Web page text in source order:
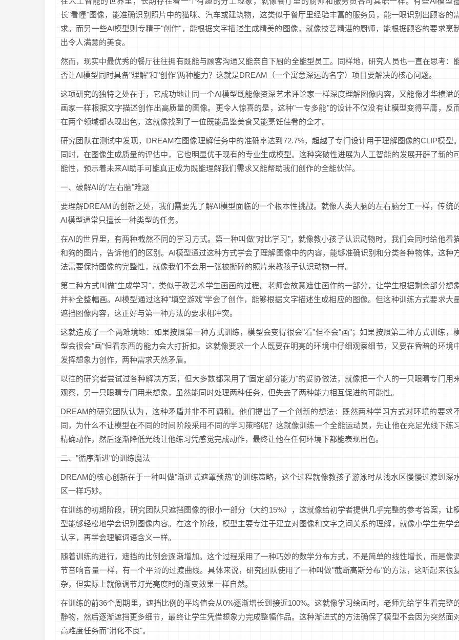
长"看懂"图像，能准确识别照片中的猫咪、汽车或建筑物，这类似于餐厅里经验丰富的服务员，能一眼识别出顾客的
求。而另一些AI模型则专精于"创作"，能根据文字描述生成精美的图像，就像技艺精湛的厨师，能根据顾客的要求烹制
出令人满意的美食。
然而，现实中最优秀的餐厅往往拥有既能与顾客沟通又能亲自下厨的全能型员工。同样地，研究人员也一直在思考：
否让AI模型同时具备"理解"和"创作"两种能力？这就是DREAM（一个寓意深远的名字）项目要解决的核心问题。
这项研究的独特之处在于，它成功地让同一个AI模型既能像资深艺术评论家一样深度理解图像内容，又能像才华横溢
画家一样根据文字描述创作出高质量的图像。更令人惊喜的是，这种"一专多能"的设计不仅没有让模型变得平庸，反
在两个领域都表现出色，这就像找到了一位既能品鉴美食又能烹饪佳肴的全才。
研究团队在测试中发现，DREAM在图像理解任务中的准确率达到72.7%，超越了专门设计用于理解图像的CLIP模型。
同时，在图像生成质量的评估中，它也明显优于现有的专业生成模型。这种突破性进展为人工智能的发展开辟了新的
能性，预示着未来AI助手可能真正成为既能理解我们需求又能帮助我们创作的全能伙伴。
一、破解AI的"左右脑"难题
要理解DREAM的创新之处，我们需要先了解AI模型面临的一个根本性挑战。就像人类大脑的左右脑分工一样，传统
AI模型通常只擅长一种类型的任务。
在AI的世界里，有两种截然不同的学习方式。第一种叫做"对比学习"，就像教小孩子认识动物时，我们会同时给他看
和狗的图片，告诉他们的区别。AI模型通过这种方式学会了理解图像中的内容，能够准确识别和分类各种物体。这种
法需要保持图像的完整性，就像我们不会用一张被撕碎的照片来教孩子认识动物一样。
第二种方式叫做"生成学习"，类似于教艺术学生画画的过程。老师会故意遮住画作的一部分，让学生根据剩余部分想
并补全整幅画。AI模型通过这种"填空游戏"学会了创作，能够根据文字描述生成相应的图像。但这种训练方式要求大
遮挡图像内容，这正好与第一种方法的要求相冲突。
这就造成了一个两难境地：如果按照第一种方式训练，模型会变得很会"看"但不会"画"；如果按照第二种方式训练，
型会很会"画"但看东西的能力会大打折扣。这就像要求一个人既要在明亮的环境中仔细观察细节，又要在昏暗的环境
发挥想象力创作，两种需求天然矛盾。
以往的研究者尝试过各种解决方案，但大多数都采用了"固定部分能力"的妥协做法，就像把一个人的一只眼睛专门用
观察，另一只眼睛专门用来想象，虽然能同时处理两种任务，但失去了两种能力相互促进的可能性。
DREAM的研究团队认为，这种矛盾并非不可调和。他们提出了一个创新的想法：既然两种学习方式对环境的要求
同，为什么不让模型在不同的时间阶段采用不同的学习策略呢？这就像训练一个全能运动员，先让他在充足光线下练
精确动作，然后逐渐降低光线让他练习凭感觉完成动作，最终让他在任何环境下都能表现出色。
二、"循序渐进"的训练魔法
DREAM的核心创新在于一种叫做"渐进式遮罩预热"的训练策略，这个过程就像教孩子游泳时从浅水区慢慢过渡到深
区一样巧妙。
在训练的初期阶段，研究团队只遮挡图像的很小一部分（大约15%），这就像给初学者提供几乎完整的参考答案，让
型能够轻松地学会识别图像内容。在这个阶段，模型主要专注于建立对图像和文字之间关系的理解，就像小学生先学
认字，再学会理解词语含义一样。
随着训练的进行，遮挡的比例会逐渐增加。这个过程采用了一种巧妙的数学分布方式，不是简单的线性增长，而是像
节音响音量一样，有一个平滑的过渡曲线。具体来说，研究团队使用了一种叫做"截断高斯分布"的方法，这听起来很
杂，但实际上就像调节灯光亮度时的渐变效果一样自然。
在训练的前36个周期里，遮挡比例的平均值会从0%逐渐增长到接近100%。这就像学习绘画时，老师先给学生看完整
静物，然后逐渐遮挡更多细节，最终让学生凭借想象力完成整幅作品。这种渐进式的方法确保了模型不会因为突然面
高难度任务而"消化不良"。